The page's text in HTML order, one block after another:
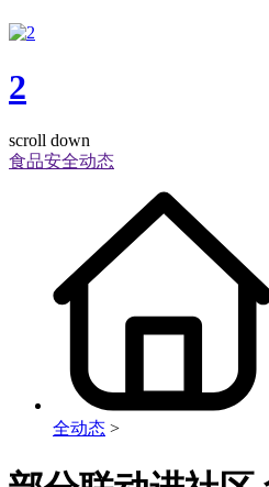
2
scroll down
食品安全动态
全动态 >